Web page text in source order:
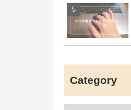
Category